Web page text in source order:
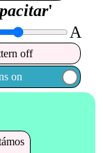
'
A
off
on